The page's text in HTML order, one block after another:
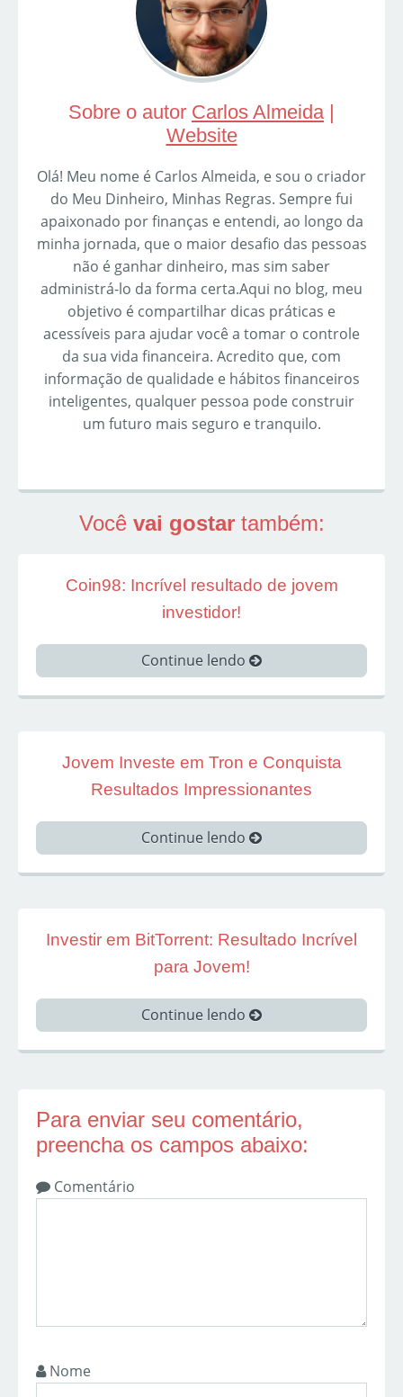
Sobre o autor Carlos Almeida|
Website
Olá! Meu nome é Carlos Almeida, e sou o criador
do Meu Dinheiro, Minhas Regras. Sempre fui
apaixonado por finanças e entendi, ao longo da
minha jornada, que o maior desafio das pessoas
não é ganhar dinheiro, mas sim saber
administrá-lo da forma certa.Aqui no blog, meu
objetivo é compartilhar dicas práticas e
acessíveis para ajudar você a tomar o controle
da sua vida financeira. Acredito que, com
informação de qualidade e hábitos financeiros
inteligentes, qualquer pessoa pode construir
um futuro mais seguro e tranquilo.
Você vai gostartambém:
Coin98: Incrível resultado de jovem
investidor!
Continue lendo
Jovem Investe em Tron e Conquista
Resultados Impressionantes
Continue lendo
Investir em BitTorrent: Resultado Incrível
para Jovem!
Continue lendo
Para enviar seu comentário,
preencha os campos abaixo:
Comentário
Nome